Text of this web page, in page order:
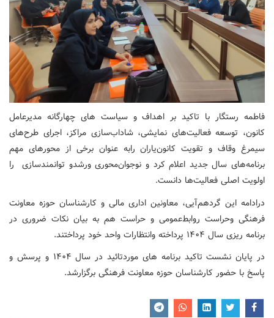
فاطمه رستگار با تاکید بر اهداف و سیاست های چهارگانه مدیرعامل
کانون، توسعه فعالیت‌های نمایشی، شاداب‌سازی مراکز، اجرای طرح‌های
سیمرغ وقاف و تقویت کانون‌یاران رابه عنوان برخی از محورهای مهم
برنامه‌های سال جدید اعلام کرد و نوجوان‌محوری ورشدو توانمندسازی را
اولویت اصلی فعالیت‌ها دانست.
درادامه این گردهم‌آیی، معاونین اداری مالی و کارشناسان حوزه معاونت
فرهنگی وحراست روابط‌عمومی و حراست هم به بیان نکات ضروری در
برنامه ریزی سال ۱۴۰۴ پرداخته وانتظارات واحد خود پرداختند.
در پایان نشست تاکید برنامه های موردتائید در سال ۱۴۰۴ و پرسش و
پاسخ با حضور کارشناسان حوزه معاونت فرهنگی برگزارشد.